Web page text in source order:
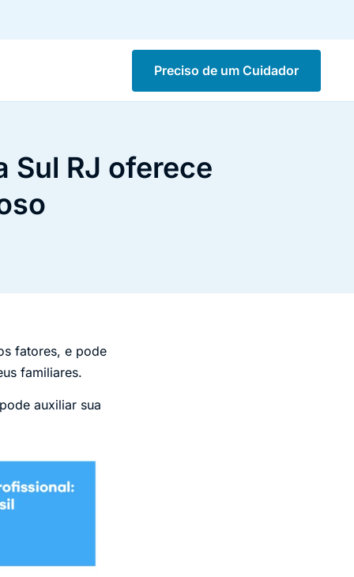
Preciso de um Cuidador
Sul RJ oferece
fatores, e pode
familiares.
auxiliar sua